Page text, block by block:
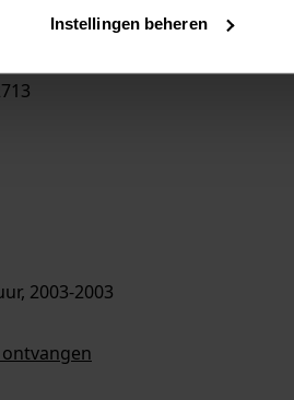
Instellingen beheren
2003-2003